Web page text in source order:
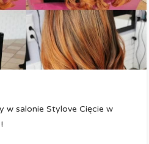
w salonie Stylove Cięcie w